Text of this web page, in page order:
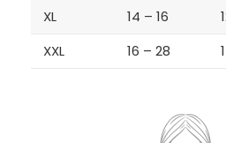
XL
14 – 16
XXL
16 – 28